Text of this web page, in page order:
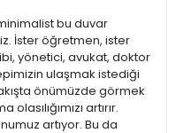
bu duvar
İster öğretmen, ister
yönetici, avukat, doktor
ulaşmak istediği
önümüzde görmek
artırır.
artıyor. Bu da